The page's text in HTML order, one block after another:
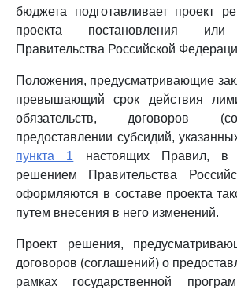
бюджета подготавливает проект
проекта постановления или
Правительства Российской
Положения, предусматривающие
превышающий срок действия
обязательств, договоров
предоставлении субсидий,
пункта 1 настоящих Правил, в
решением Правительства
оформляются в составе проекта
путем внесения в него изменений.
Проект решения,
договоров (соглашений) о
рамках государственной